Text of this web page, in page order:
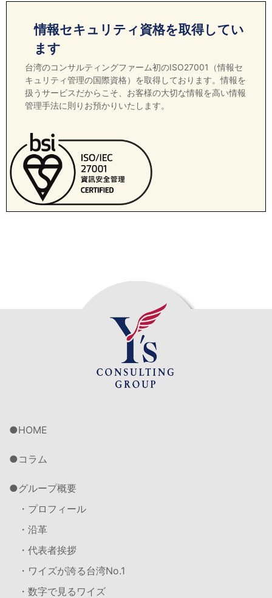
情報セキュリティ資格を取得してい
ます
台湾のコンサルティングファーム初のISO27001（情報セ
キュリティ管理の国際資格）を取得しております。情報を
扱うサービスだからこそ、お客様の大切な情報を高い情報
管理手法に則りお預かりいたします。
HOME
コラム
グループ概要
・プロフィール
・沿革
・代表者挨拶
・ワイズが誇る台湾No.1
・数字で見るワイズ